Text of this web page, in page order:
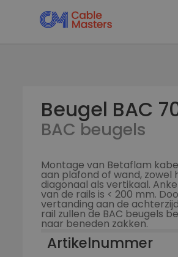
Home/ Catalogus
BAC beugel + Profielrail
Beugel BAC
BAC beugels
Montage van Betaflam
aan plafond of wand, zowel
diagonaal als vertikaal.
van de rails is < 200 mm.
vertanding aan de
rail zullen de BAC beugels
naar beneden zakken.
Artikelnummer